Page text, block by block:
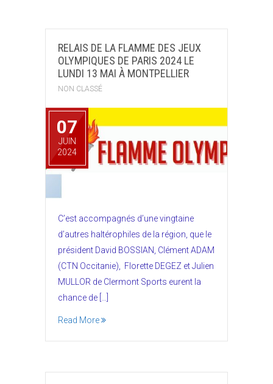
RELAIS DE LA FLAMME DES JEUX
OLYMPIQUES DE PARIS 2024 LE
LUNDI 13 MAI À MONTPELLIER
NON CLASSÉ
07
JUIN
2024
C’est accompagnés d’une vingtaine
d’autres haltérophiles de la région, que le
président David BOSSIAN, Clément ADAM
(CTN Occitanie), Florette DEGEZ et Julien
MULLOR de Clermont Sports eurent la
chance de […]
Read More